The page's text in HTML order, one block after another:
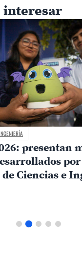
interesar
presentan
por
Ciencias e
a atender